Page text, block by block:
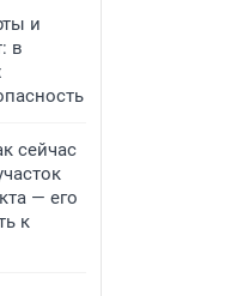
и
в
сейчас
— его
к